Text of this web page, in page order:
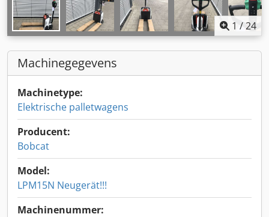
1 /24
Machinegegevens
Machinetype:
Elektrische palletwagens
Producent:
Bobcat
Model:
LPM15N Neugerät!!!
Machinenummer: